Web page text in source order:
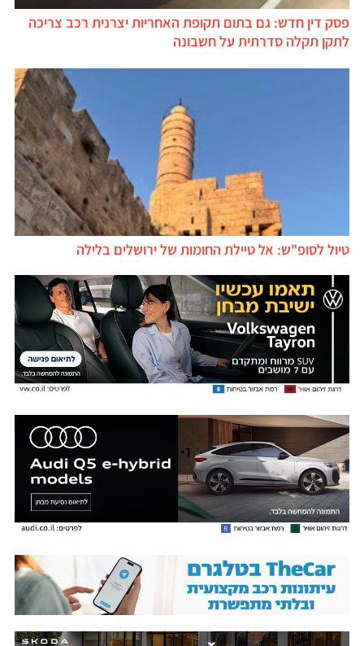
פסק דין חדש: גם בתום תקופת האחריות יצרנית רכב צריכה
לתקן תקלה סדרתית על חשבונה
טיול לסופ"ש: אל טיילת החומות של ירושלים בלילה